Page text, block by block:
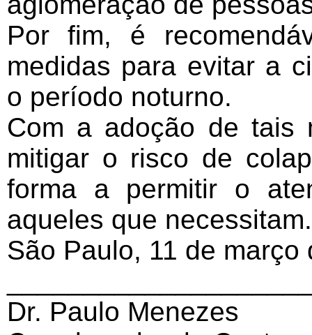
Por fim, é
medidas para evitar a
o período noturno.
Com a adoção de tais
mitigar o risco de
forma a permitir o
aqueles que necessitam.
São Paulo, 11 de março
Dr. Paulo Menezes